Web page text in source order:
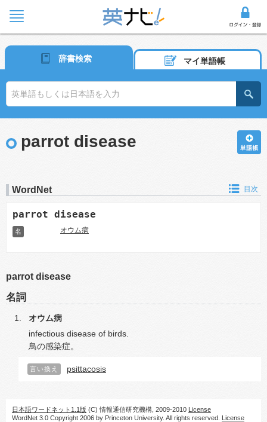
辞書検索 マイ単語帳
parrot disease
WordNet 目次
parrot disease
名 オウム病
parrot disease
名詞
オウム病
infectious disease of birds.
鳥の感染症。
言い換え psittacosis
日本語ワードネット1.1版 (C) 情報通信研究機構, 2009-2010 License
WordNet 3.0 Copyright 2006 by Princeton University. All rights reserved. License